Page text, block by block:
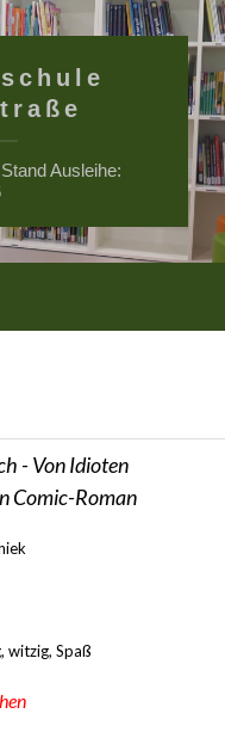
Ausleihe:
- Von Idioten
Comic-Roman
witzig, Spaß